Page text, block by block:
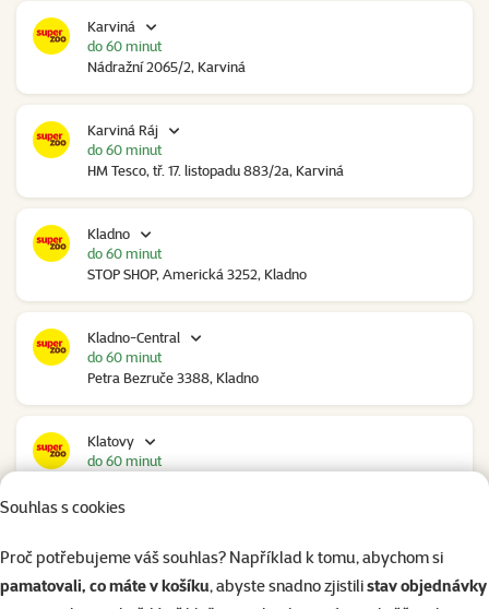
Souhlas s cookies
Proč potřebujeme váš souhlas? Například k tomu, abychom si
pamatovali, co máte v košíku, abyste snadno zjistilistav objednávky
Karviná
Nádražní 2065/2, Karviná
do 60 minut
Karviná Ráj
HM Tesco, tř. 17. listopadu 883/2a, Karviná
do 60 minut
Kladno
STOP SHOP, Americká 3252, Kladno
do 60 minut
Kladno-Central
Petra Bezruče 3388, Kladno
do 60 minut
Klatovy
do 60 minut
Polepská 979, Kolín
do 60 minut